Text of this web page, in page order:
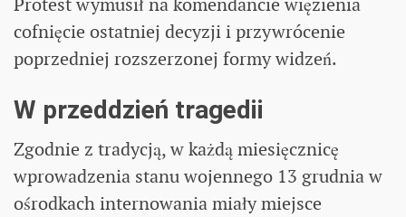
cofnięcie ostatniej decyzji i przywrócenie
poprzedniej rozszerzonej formy widzeń.
W przeddzień tragedii
Zgodnie z tradycją, w każdą miesięcznicę
wprowadzenia stanu wojennego 13 grudnia w
ośrodkach internowania miały miejsce